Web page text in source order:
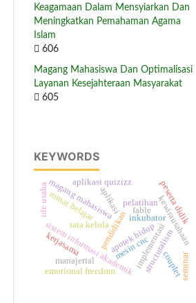
Keagamaan Dalam Mensyiarkan Dan
Meningkatkan Pemahaman Agama
Islam
606
Magang Mahasiswa Dan Optimalisasi
Layanan Kesejahteraan Masyarakat
605
KEYWORDS
pendidikanimplementasi
inkubatorkewirausahaan
sistem informasi akademik
magang mahasiswa peserta didik
manajerial
tata kelolaapotek hidup
aplikasi
structuralism
couplet
pelatihan
ide usahaminat belajar
kerjasama
emotional freedom
aplikasi quizizz
fable
seminar
mesin cnc